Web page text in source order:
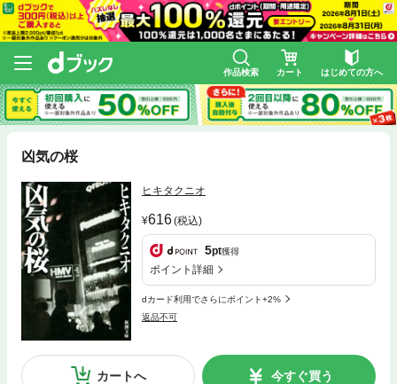
作品検索 カート はじめての方へ
凶気の桜
ヒキタクニオ
616(税込)
5pt獲得
ポイント詳細
dカード利用でさらにポイント+2%
返品不可
カートへ 今すぐ買う